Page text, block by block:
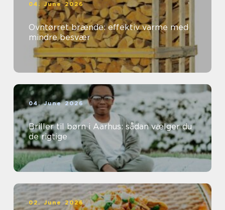
04. June 2026
Ovntørret brænde: effektiv varme med
mindre besvær
04. June 2026
Briller til børn i Aarhus: sådan vælger du
de rigtige
02. June 2026